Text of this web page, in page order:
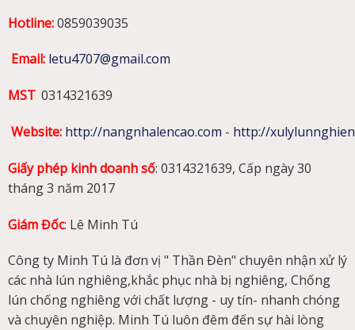
Hotline:0859039035
Email: letu4707@gmail.com
MST: 0314321639
Website: http://nangnhalencao.com - http://
Giấy phép kinh doanh số: 0314321639, Cấp ngày 30
tháng 3 năm 2017
Giám Đốc: Lê Minh Tú
Công ty Minh Tú là đơn vị " Thần Đèn" chuyên nhận xử lý
các nhà lún nghiêng,khắc phục nhà bị nghiêng, Chống
lún chống nghiêng với chất lượng - uy tín- nhanh chóng
và chuyên nghiệp. Minh Tú luôn đêm đến sự hài lòng